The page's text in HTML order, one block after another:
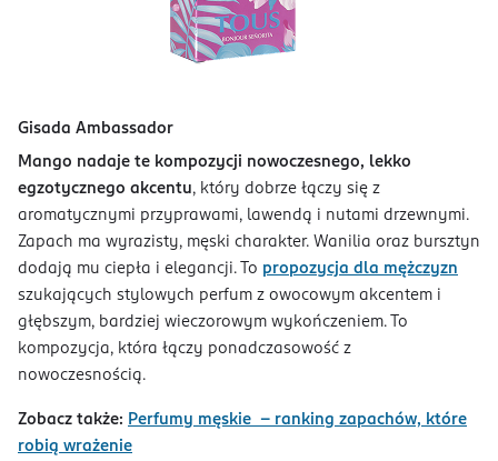
Gisada Ambassador
Mango nadaje te kompozycji nowoczesnego, lekko
egzotycznego akcentu, który dobrze łączy się z
aromatycznymi przyprawami, lawendą i nutami drzewnymi.
Zapach ma wyrazisty, męski charakter. Wanilia oraz bursztyn
dodają mu ciepła i elegancji. To propozycja dla mężczyzn
szukających stylowych perfum z owocowym akcentem i
głębszym, bardziej wieczorowym wykończeniem. To
kompozycja, która łączy ponadczasowość z
nowoczesnością.
Zobacz także: Perfumy męskie – ranking zapachów, które
robią wrażenie